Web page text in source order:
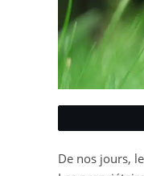
De nos jours,